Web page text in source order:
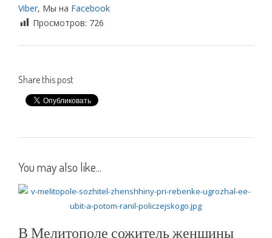
Viber, Мы на Facebook
Просмотров: 726
Share this post
You may also like...
В Мелитополе сожитель женщины